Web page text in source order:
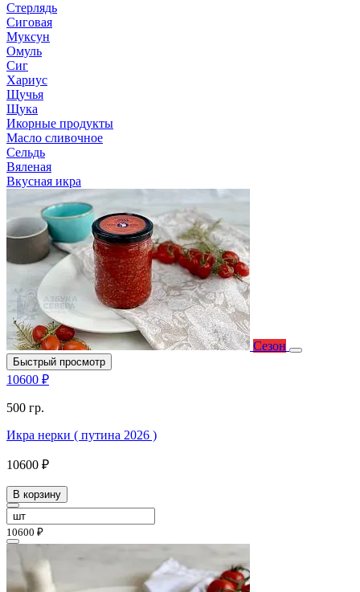
Стерлядь
Сиговая
Муксун
Омуль
Сиг
Хариус
Щучья
Щука
Икорные продукты
Масло сливочное
Сельдь
Вяленая
Вкусная икра
Сезон
Быстрый просмотр
10600 ₽
500 гр.
Икра нерки ( путина 2026 )
10600 ₽
В корзину
10600 ₽